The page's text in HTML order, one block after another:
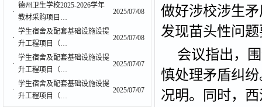
·
德州卫生学校2025-2026学年
教材采购项目…
2025/07/08
·
学生宿舍及配套基础设施设提
升工程项目（…
2025/07/08
·
学生宿舍及配套基础设施设提
升工程项目（…
2025/07/07
·
学生宿舍及配套基础设施设提
升工程项目（…
2025/07/07
做好涉校涉生
发现苗头性问
会议指出，
慎处理矛盾纠
况明。同时，